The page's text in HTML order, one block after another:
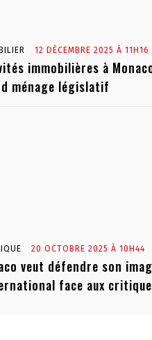
12 DÉCEMBRE 2025 À 11H16
immobilières à
ménage législatif
20 OCTOBRE 2025 À 10H44
veut défendre son
face aux